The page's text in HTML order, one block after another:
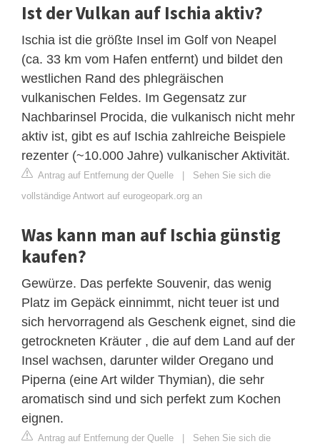
Ist der Vulkan auf Ischia aktiv?
Ischia ist die größte Insel im Golf von Neapel
(ca. 33 km vom Hafen entfernt) und bildet den
westlichen Rand des phlegräischen
vulkanischen Feldes. Im Gegensatz zur
Nachbarinsel Procida, die vulkanisch nicht mehr
aktiv ist, gibt es auf Ischia zahlreiche Beispiele
rezenter (~10.000 Jahre) vulkanischer Aktivität.
Antrag auf Entfernung der Quelle | Sehen Sie sich die
vollständige Antwort auf eurogeopark.org an
Was kann man auf Ischia günstig
kaufen?
Gewürze. Das perfekte Souvenir, das wenig
Platz im Gepäck einnimmt, nicht teuer ist und
sich hervorragend als Geschenk eignet, sind die
getrockneten Kräuter , die auf dem Land auf der
Insel wachsen, darunter wilder Oregano und
Piperna (eine Art wilder Thymian), die sehr
aromatisch sind und sich perfekt zum Kochen
eignen.
Antrag auf Entfernung der Quelle | Sehen Sie sich die